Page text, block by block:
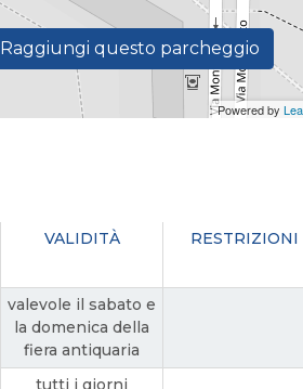
Powered by
Raggiungi questo parcheggio
VALIDITÀ RESTRIZIONI
valevole il sabato e
la domenica della
fiera antiquaria
tutti i giorni